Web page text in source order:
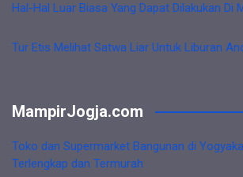
Hal-Hal Luar Biasa Yang Dapat Dilakukan Di
Tur Etis Melihat Satwa Liar Untuk Liburan
MampirJogja.com
Toko dan Supermarket Bangunan di
Terlengkap dan Termurah